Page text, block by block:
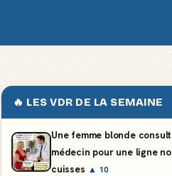
🔥 LES VDR DE LA SEMAINE
Une femme blonde
médecin pour une ligne
cuisses ▲ 10